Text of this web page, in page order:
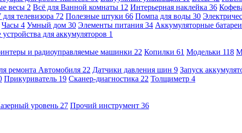
весы 2 Всё для Ванной комнаты 12 Интерьерная наклейка 36
телевизора 72 Полезные штуки 66 Помпа для воды 30
Часы 4 Умный дом 30 Элементы питания 34 Аккумуляторные
для аккумуляторов 1
и радиоуправляемые машинки 22 Копилки 61 Модельки 118
ремонта Автомобиля 22 Датчики давления шин 9 Запуск
Прикуриватель 19 Сканер-диагностика 22 Толщиметр 4
уровень 27 Прочий инструмент 36